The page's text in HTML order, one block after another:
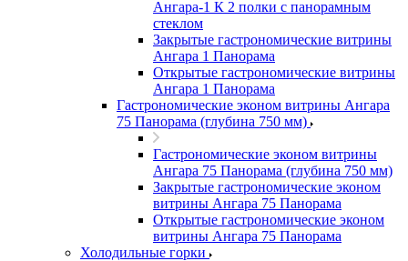
Ангара-1 К 2 полки с панорамным
стеклом
Закрытые гастрономические витрины
Ангара 1 Панорама
Открытые гастрономические витрины
Ангара 1 Панорама
Гастрономические эконом витрины Ангара
75 Панорама (глубина 750 мм)
Гастрономические эконом витрины
Ангара 75 Панорама (глубина 750 мм)
Закрытые гастрономические эконом
витрины Ангара 75 Панорама
Открытые гастрономические эконом
витрины Ангара 75 Панорама
Холодильные горки